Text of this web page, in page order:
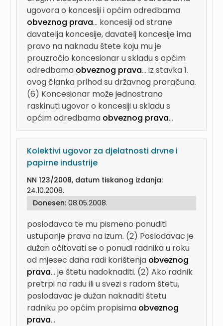
ugovora o koncesiji i općim odredbama
obveznog prava... koncesiji od strane
davatelja koncesije, davatelj koncesije ima
pravo na naknadu štete koju mu je
prouzročio koncesionar u skladu s općim
odredbama obveznog prava... iz stavka 1.
ovog članka prihod su državnog proračuna.
(6) Koncesionar može jednostrano
raskinuti ugovor o koncesiji u skladu s
općim odredbama obveznog prava...
Kolektivi ugovor za djelatnosti drvne i
papirne industrije
NN 123/2008, datum tiskanog izdanja:
24.10.2008.
Donesen: 08.05.2008.
poslodavca te mu pismeno ponuditi
ustupanje prava na izum. (2) Poslodavac je
dužan očitovati se o ponudi radnika u roku
od mjesec dana radi korištenja obveznog
prava... je štetu nadoknaditi. (2) Ako radnik
pretrpi na radu ili u svezi s radom štetu,
poslodavac je dužan naknaditi štetu
radniku po općim propisima obveznog
prava...